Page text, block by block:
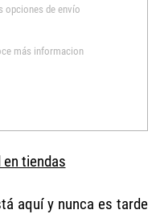
opciones de envío
más informacion
tiendas
aquí y nunca es tarde